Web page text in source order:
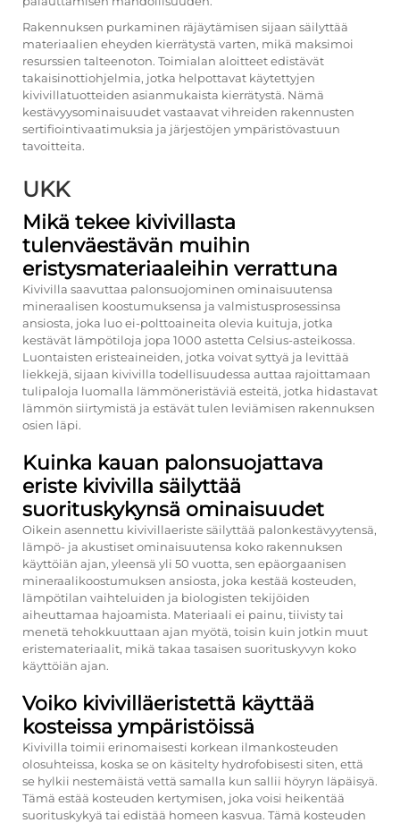
Rakennuksen purkaminen räjäytämisen sijaan säilyttää
materiaalien eheyden kierrätystä varten, mikä maksimoi
resurssien talteenoton. Toimialan aloitteet edistävät
takaisinottiohjelmia, jotka helpottavat käytettyjen
kivivillatuotteiden asianmukaista kierrätystä. Nämä
kestävyysominaisuudet vastaavat vihreiden rakennusten
sertifiointivaatimuksia ja järjestöjen ympäristövastuun
tavoitteita.
UKK
Mikä tekee kivivillasta
tulenväestävän muihin
eristysmateriaaleihin verrattuna
Kivivilla saavuttaa palonsuojominen ominaisuutensa
mineraalisen koostumuksensa ja valmistusprosessinsa
ansiosta, joka luo ei-polttoaineita olevia kuituja, jotka
kestävät lämpötiloja jopa 1000 astetta Celsius-asteikossa.
Luontaisten eristeaineiden, jotka voivat syttyä ja levittää
liekkejä, sijaan kivivilla todellisuudessa auttaa rajoittamaan
tulipaloja luomalla lämmöneristäviä esteitä, jotka hidastavat
lämmön siirtymistä ja estävät tulen leviämisen rakennuksen
osien läpi.
Kuinka kauan palonsuojattava
eriste kivivilla säilyttää
suorituskykynsä ominaisuudet
Oikein asennettu kivivillaeriste säilyttää palonkestävyytensä,
lämpö- ja akustiset ominaisuutensa koko rakennuksen
käyttöiän ajan, yleensä yli 50 vuotta, sen epäorgaanisen
mineraalikoostumuksen ansiosta, joka kestää kosteuden,
lämpötilan vaihteluiden ja biologisten tekijöiden
aiheuttamaa hajoamista. Materiaali ei painu, tiivisty tai
menetä tehokkuuttaan ajan myötä, toisin kuin jotkin muut
eristemateriaalit, mikä takaa tasaisen suorituskyvyn koko
käyttöiän ajan.
Voiko kivivilläeristettä käyttää
kosteissa ympäristöissä
Kivivilla toimii erinomaisesti korkean ilmankosteuden
olosuhteissa, koska se on käsitelty hydrofobisesti siten, että
se hylkii nestemäistä vettä samalla kun sallii höyryn läpäisyä.
Tämä estää kosteuden kertymisen, joka voisi heikentää
suorituskykyä tai edistää homeen kasvua. Tämä kosteuden